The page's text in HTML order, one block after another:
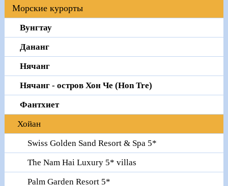
Морские курорты
Вунгтау
Дананг
Нячанг
Нячанг - остров Хон Че (Hon Tre)
Фантхиет
Хойан
Swiss Golden Sand Resort & Spa 5*
The Nam Hai Luxury 5* villas
Palm Garden Resort 5*